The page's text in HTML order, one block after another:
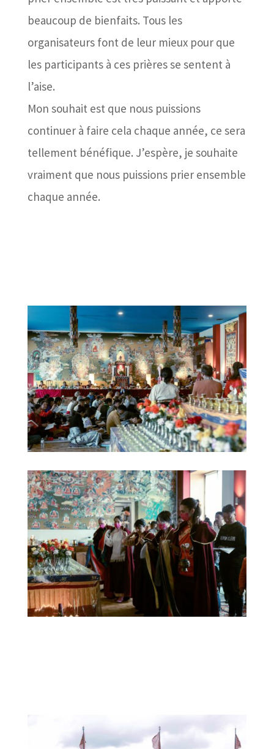
beaucoup de bienfaits. Tous les
organisateurs font de leur mieux pour que
les participants à ces prières se sentent à
l’aise.
Mon souhait est que nous puissions
continuer à faire cela chaque année, ce sera
tellement bénéfique. J’espère, je souhaite
vraiment que nous puissions prier ensemble
chaque année.